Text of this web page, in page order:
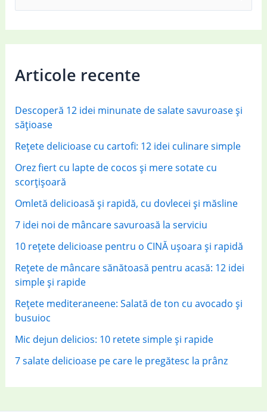
e
a
r
h
o
r
Articole recente
Descoperă 12 idei minunate de salate savuroase și
sățioase
Rețete delicioase cu cartofi: 12 idei culinare simple
Orez fiert cu lapte de cocos și mere sotate cu
scorțișoară
Omletă delicioasă și rapidă, cu dovlecei și măsline
7 idei noi de mâncare savuroasă la serviciu
10 rețete delicioase pentru o CINĂ ușoara și rapidă
Rețete de mâncare sănătoasă pentru acasă: 12 idei
simple și rapide
Rețete mediteraneene: Salată de ton cu avocado și
busuioc
Mic dejun delicios: 10 retete simple și rapide
7 salate delicioase pe care le pregătesc la prânz